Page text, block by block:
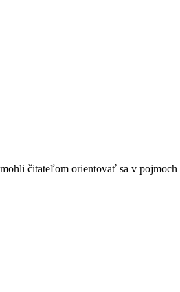
čitateľom orientovať sa v